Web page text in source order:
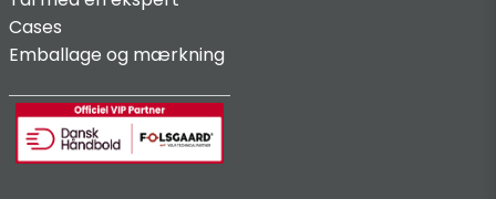
Cases
Emballage og mærkning